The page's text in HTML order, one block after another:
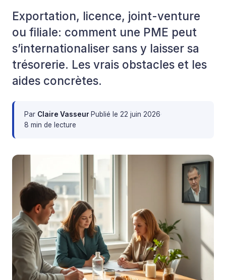
Exportation, licence, joint-venture
ou filiale: comment une PME peut
s’internationaliser sans y laisser sa
trésorerie. Les vrais obstacles et les
aides concrètes.
Par Claire Vasseur·Publié le 22 juin 2026·
8 min de lecture